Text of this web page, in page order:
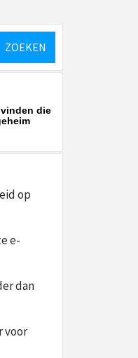
die
op
e-
dan
voor